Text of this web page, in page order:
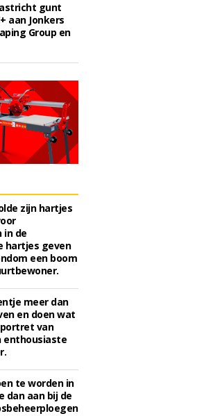
gunt
aan Jonkers
Group en
zijn hartjes
in de
hartjes geven
een boom
meer dan
en doen wat
van
enthousiaste
te worden in
dan aan bij de